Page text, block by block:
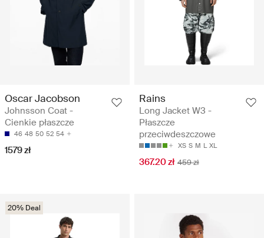
Oscar Jacobson
Johnsson Coat -
Cienkie płaszcze
46 48 50 52 54
1579 zł
Rains
Long Jacket W3 -
Płaszcze
przeciwdeszczowe
XS S M L XL
367.20 zł 459 zł
20% Deal